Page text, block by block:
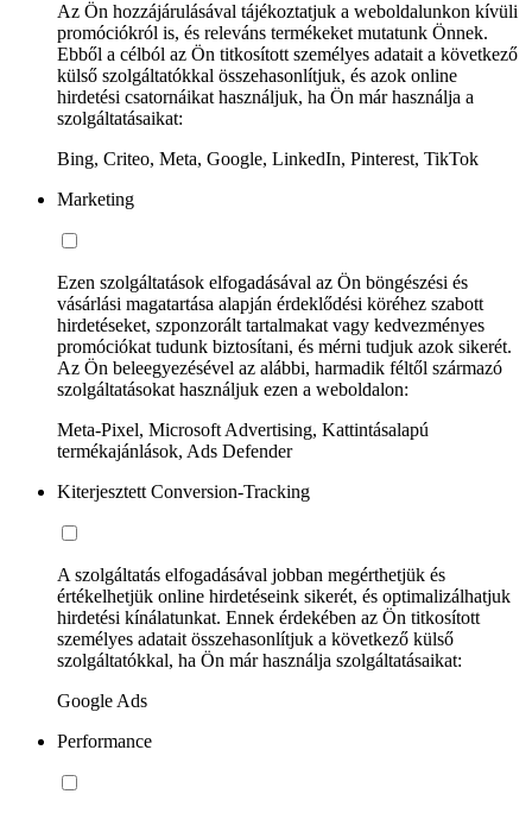
Az Ön hozzájárulásával tájékoztatjuk a weboldalunkon kívüli
promóciókról is, és releváns termékeket mutatunk Önnek.
Ebből a célból az Ön titkosított személyes adatait a következő
külső szolgáltatókkal összehasonlítjuk, és azok online
hirdetési csatornáikat használjuk, ha Ön már használja a
szolgáltatásaikat:
Bing, Criteo, Meta, Google, LinkedIn, Pinterest, TikTok
Marketing
Ezen szolgáltatások elfogadásával az Ön böngészési és
vásárlási magatartása alapján érdeklődési köréhez szabott
hirdetéseket, szponzorált tartalmakat vagy kedvezményes
promóciókat tudunk biztosítani, és mérni tudjuk azok sikerét.
Az Ön beleegyezésével az alábbi, harmadik féltől származó
szolgáltatásokat használjuk ezen a weboldalon:
Meta-Pixel, Microsoft Advertising, Kattintásalapú
termékajánlások, Ads Defender
Kiterjesztett Conversion-Tracking
A szolgáltatás elfogadásával jobban megérthetjük és
értékelhetjük online hirdetéseink sikerét, és optimalizálhatjuk
hirdetési kínálatunkat. Ennek érdekében az Ön titkosított
személyes adatait összehasonlítjuk a következő külső
szolgáltatókkal, ha Ön már használja szolgáltatásaikat:
Google Ads
Performance